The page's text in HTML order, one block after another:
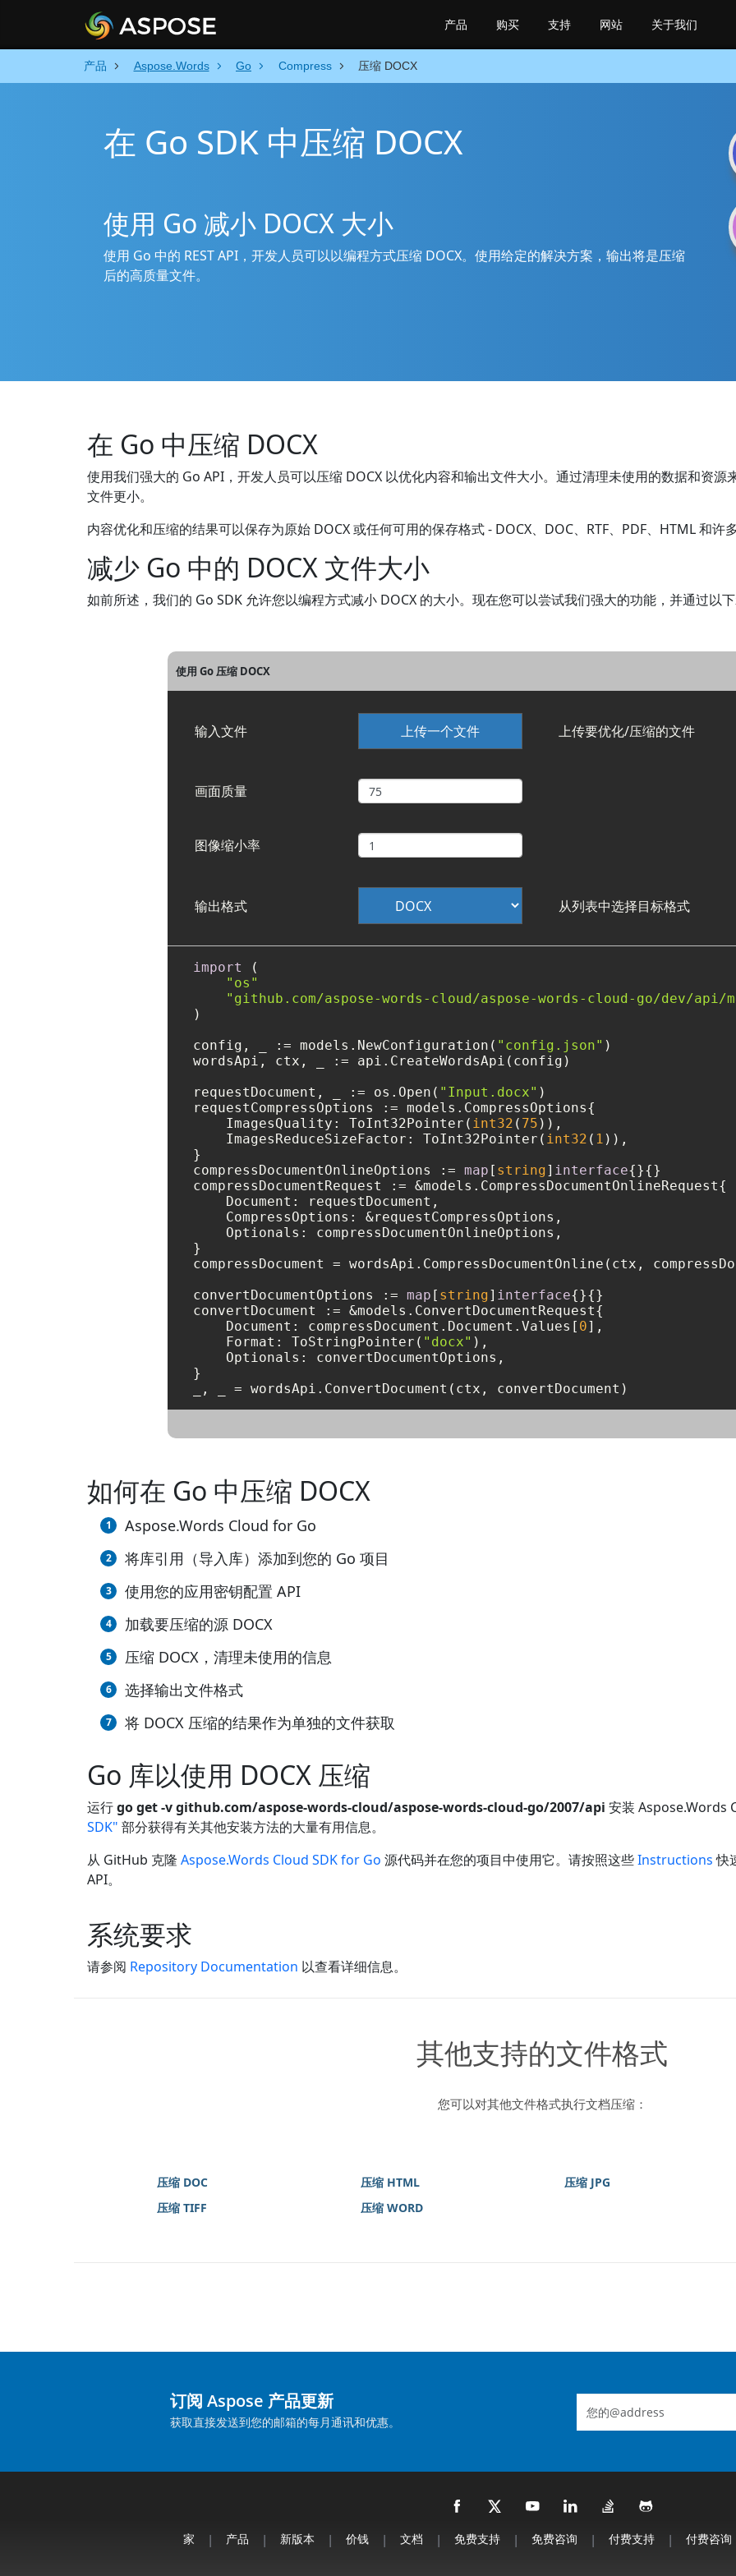
产品 Aspose.Words Go Compress 压缩 DOCX
在 Go SDK 中压缩 DOCX
使用 Go 减小 DOCX 大小
使用 Go 中的 REST API，开发人员可以以编程方式压缩 DOCX。使用给定的解决方案，输出将是压缩
后的高质量文件。
在 Go 中压缩 DOCX
使用我们强大的 Go API，开发人员可以压缩 DOCX 以优化内容和输出文件大小。通过清理未使用的数据和资
文件更小。
内容优化和压缩的结果可以保存为原始 DOCX 或任何可用的保存格式 - DOCX、DOC、RTF、PDF、HTML 和许多
减少 Go 中的 DOCX 文件大小
如前所述，我们的 Go SDK 允许您以编程方式减小 DOCX 的大小。现在您可以尝试我们强大的功能，并通过以
使用 Go 压缩 DOCX
输入文件 上传一个文件 上传要优化/压缩的文件
画面质量
图像缩小率
输出格式 从列表中选择目标格式
import
(
"os"
"github.com/aspose-words-cloud/aspose-words-cloud-go/dev/api/
)
config, _ := models.NewConfiguration( "config.json" )
wordsApi, ctx, _ := api.CreateWordsApi(config)
requestDocument, _ := os.Open( "Input.docx" )
requestCompressOptions := models.CompressOptions{
    ImagesQuality: ToInt32Pointer(
int32 ( 75 )),
    ImagesReduceSizeFactor: ToInt32Pointer(
int32 ( 1 )),
}
compressDocumentOnlineOptions := map [ string] interface{}{}
compressDocumentRequest := &models.CompressDocumentOnlineRequest{
    Document: requestDocument,
    CompressOptions: &requestCompressOptions,
    Optionals: compressDocumentOnlineOptions,
}
compressDocument = wordsApi.CompressDocumentOnline(ctx,
convertDocumentOptions := map [ string] interface{}{}
convertDocument := &models.ConvertDocumentRequest{
    Document: compressDocument.Document.Values[
0],
    Format: ToStringPointer(
"docx" ),
    Optionals: convertDocumentOptions,
}
_, _ = wordsApi.ConvertDocument(ctx, convertDocument)
如何在 Go 中压缩 DOCX
Aspose.Words Cloud for Go
将库引用（导入库）添加到您的 Go 项目
使用您的应用密钥配置 API
加载要压缩的源 DOCX
压缩 DOCX，清理未使用的信息
选择输出文件格式
将 DOCX 压缩的结果作为单独的文件获取
Go 库以使用 DOCX 压缩
运行go get -v github.com/aspose-words-cloud/aspose-words-cloud-go/2007/api 安装 Aspose.Words
SDK" 部分获得有关其他安装方法的大量有用信息。
从 GitHub 克隆 Aspose.Words Cloud SDK for Go 源代码并在您的项目中使用它。请按照这些Instructions快
API。
系统要求
请参阅 Repository Documentation 以查看详细信息。
其他支持的文件格式
您可以对其他文件格式执行文档压缩：
压缩 DOC 压缩 HTML 压缩 JPG
压缩 TIFF
压缩 WORD
产品 购买 支持 网站 关于我们
订阅 Aspose 产品更新
获取直接发送到您的邮箱的每月通讯和优惠。
家 | 产品 | 新版本 | 价钱 | 文档 | 免费支持 | 免费咨询 | 付费支持 | 付费咨询